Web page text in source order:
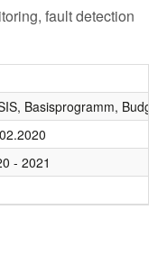
fault detection
Basisprogramm,
- 2021